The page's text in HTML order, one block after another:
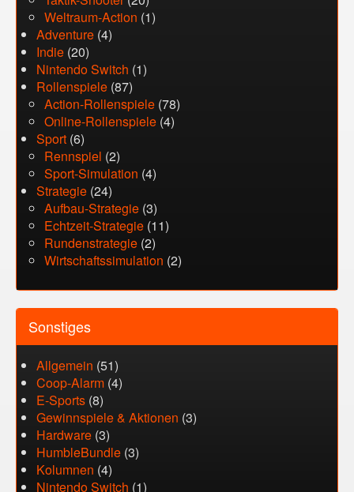
Weltraum-Action (1)
Adventure (4)
Indie (20)
Nintendo Switch (1)
Rollenspiele (87)
Action-Rollenspiele (78)
Online-Rollenspiele (4)
Sport (6)
Rennspiel (2)
Sport-Simulation (4)
Strategie (24)
Aufbau-Strategie (3)
Echtzeit-Strategie (11)
Rundenstrategie (2)
Wirtschaftssimulation (2)
Sonstiges
Allgemein (51)
Coop-Alarm (4)
E-Sports (8)
Gewinnspiele & Aktionen (3)
Hardware (3)
HumbleBundle (3)
Kolumnen (4)
Nintendo Switch (1)